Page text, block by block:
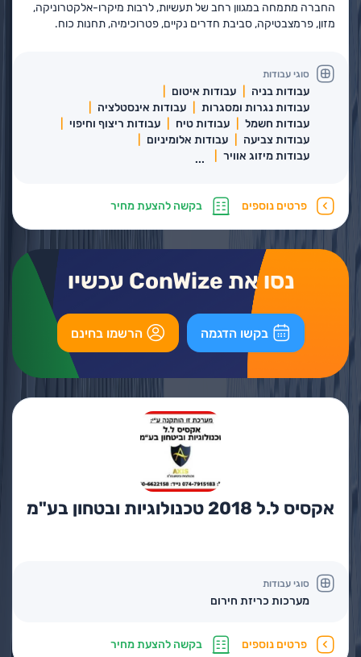
החברה מתמחה במגוון רחב של תעשיות, לרבות מיקרו-אלקטרוניקה,
מזון, פרמצבטיקה, סביבת חדרים נקיים, פטרוכימיה, תחנות כוח.
סוגי עבודות
עבודות בניה
עבודות איטום
עבודות נגרות ומסגרות
עבודות אינסטלציה
עבודות חשמל
עבודות טיח
עבודות ריצוף וחיפוי
עבודות צביעה
עבודות אלומיניום
עבודות מיזוג אוויר
...
פרטים נוספים בקשה להצעת מחיר
נסו את ConWize עכשיו
בקשו הדגמה הרשמו בחינם
אקסיס ל.ל 2018 טכנולוגיות ובטחון בע"מ
סוגי עבודות
מערכות כריזת חירום
פרטים נוספים בקשה להצעת מחיר